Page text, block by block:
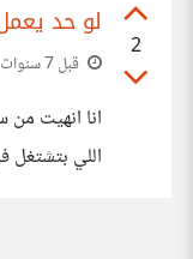
2
لو حد
قبل 7 سنوات